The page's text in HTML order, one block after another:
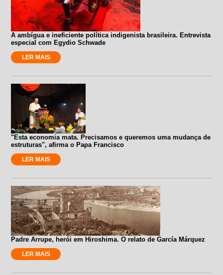
A ambígua e ineficiente política indigenista brasileira. Entrevista
especial com Egydio Schwade
LER MAIS
"Esta economia mata. Precisamos e queremos uma mudança de
estruturas", afirma o Papa Francisco
LER MAIS
Padre Arrupe, herói em Hiroshima. O relato de García Márquez
LER MAIS